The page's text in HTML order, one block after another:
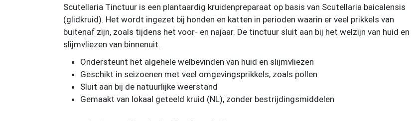
Scutellaria Tinctuur is een plantaardig kruidenpreparaat op basis van Scutellaria baicalensis
(glidkruid). Het wordt ingezet bij honden en katten in perioden waarin er veel prikkels van
buitenaf zijn, zoals tijdens het voor- en najaar. De tinctuur sluit aan bij het welzijn van huid en
slijmvliezen van binnenuit.
Ondersteunt het algehele welbevinden van huid en slijmvliezen
Geschikt in seizoenen met veel omgevingsprikkels, zoals pollen
Sluit aan bij de natuurlijke weerstand
Gemaakt van lokaal geteeld kruid (NL), zonder bestrijdingsmiddelen